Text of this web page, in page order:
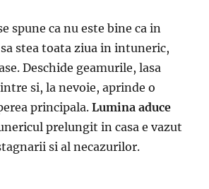
spune ca nu este bine ca in
sa stea toata ziua in intuneric,
Deschide geamurile, lasa
si, la nevoie, aprinde o
principala.Lumina aduce
prelungit in casa e vazut
si al necazurilor.